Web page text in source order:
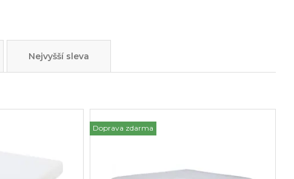
Nejvyšší sleva
Doprava zdarma